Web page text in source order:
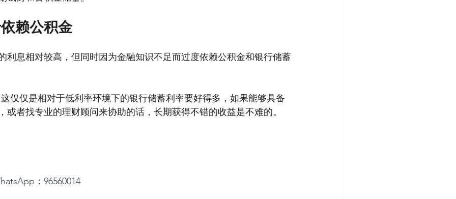
赖公积金
利息相对较高，但同时因为金融知识不足而过度依赖公积金和银行储蓄
仅仅是相对于低利率环境下的银行储蓄利率要好得多，如果能够具备
或者找专业的理财顾问来协助的话，长期获得不错的收益是不难的。
：96560014